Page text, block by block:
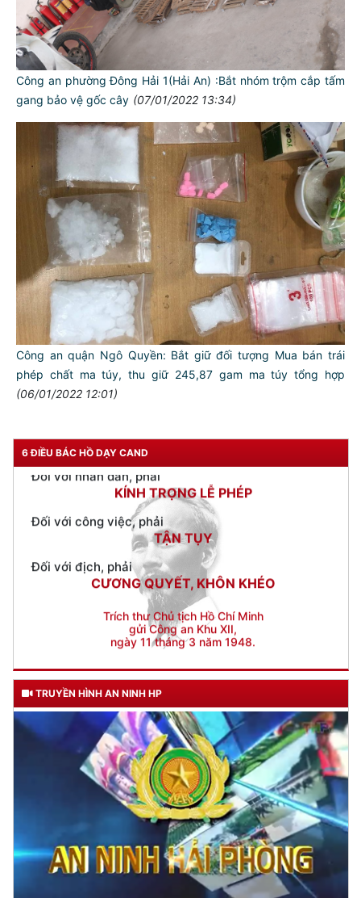
Công an phường Đông Hải 1(Hải An) :Bắt nhóm trộm cắp tấm
gang bảo vệ gốc cây (07/01/2022 13:34)
Công an quận Ngô Quyền: Bắt giữ đối tượng Mua bán trái
phép chất ma túy, thu giữ 245,87 gam ma túy tổng hợp
(06/01/2022 12:01)
6 ĐIỀU BÁC HỒ DẠY CAND
TƯ CÁCH
NGƯỜI CÔNG AN CÁCH MỆNH LÀ:
Đối với tự mình, phải
CẦN, KIỆM, LIÊM, CHÍNH
Đối với đồng sự, phải
THÂN ÁI GIÚP ĐỠ
Đối với chính phủ, phải
TUYỆT ĐỐI TRUNG THÀNH
KÍNH TRỌNG LỄ PHÉP
Đối với công việc, phải
TẬN TỤY
Đối với địch, phải
CƯƠNG QUYẾT, KHÔN KHÉO
Trích thư Chủ tịch Hồ Chí Minh
gửi Công an Khu XII,
ngày 11 tháng 3 năm 1948.
TRUYỀN HÌNH AN NINH HP